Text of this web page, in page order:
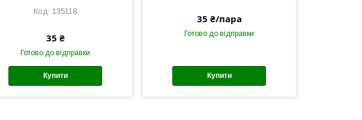
135118
35 ₴
Готово до відправки
Купити
35 ₴/пара
Готово до відправки
Купити